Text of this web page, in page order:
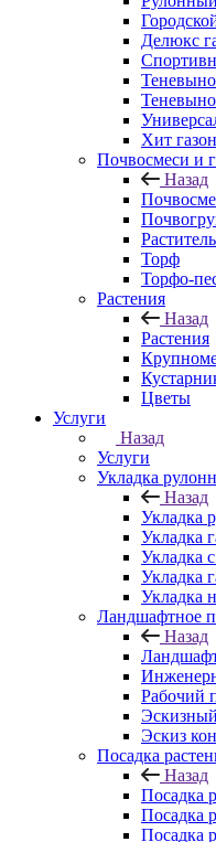
Делюкс
Хит
Почвосмеси и
Назад
Торф
Торфо-
Растения
Назад
Растения
Цветы
Услуги
Назад
Услуги
Укладка
Назад
Укладка
Укладка
Укладка
Укладка
Укладка
Ландшафтное
Назад
Рабочий
Эскиз
Посадка
Назад
Посадка
Посадка
Посадка